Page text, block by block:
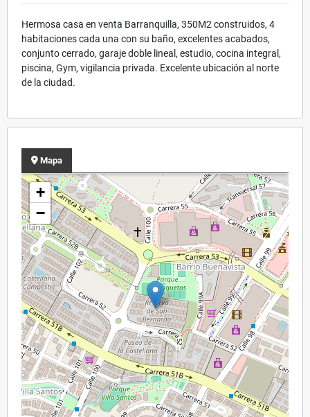
Hermosa casa en venta Barranquilla, 350M2 construidos, 4
habitaciones cada una con su baño, excelentes acabados,
conjunto cerrado, garaje doble lineal, estudio, cocina integral,
piscina, Gym, vigilancia privada. Excelente ubicación al norte
de la ciudad.
Mapa
+
−